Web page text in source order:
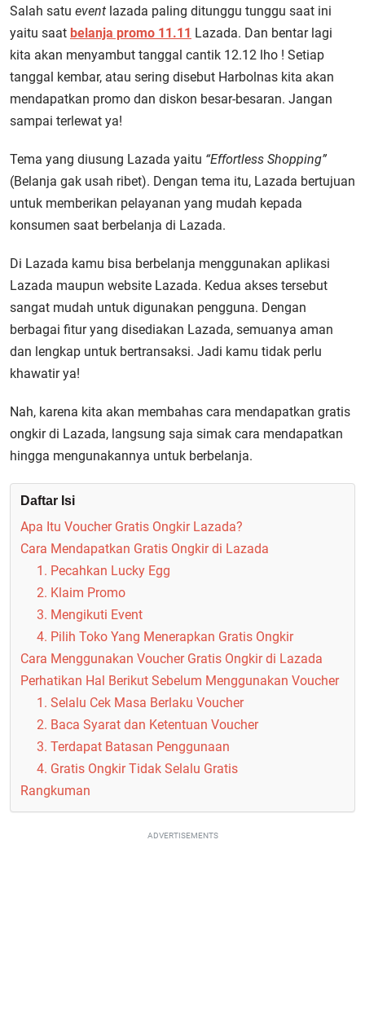
Salah satu event lazada paling ditunggu tunggu saat ini
yaitu saat belanja promo 11.11 Lazada. Dan bentar lagi
kita akan menyambut tanggal cantik 12.12 lho ! Setiap
tanggal kembar, atau sering disebut Harbolnas kita akan
mendapatkan promo dan diskon besar-besaran. Jangan
sampai terlewat ya!
Tema yang diusung Lazada yaitu “Effortless Shopping”
(Belanja gak usah ribet). Dengan tema itu, Lazada bertujuan
untuk memberikan pelayanan yang mudah kepada
konsumen saat berbelanja di Lazada.
Di Lazada kamu bisa berbelanja menggunakan aplikasi
Lazada maupun website Lazada. Kedua akses tersebut
sangat mudah untuk digunakan pengguna. Dengan
berbagai fitur yang disediakan Lazada, semuanya aman
dan lengkap untuk bertransaksi. Jadi kamu tidak perlu
khawatir ya!
Nah, karena kita akan membahas cara mendapatkan gratis
ongkir di Lazada, langsung saja simak cara mendapatkan
hingga mengunakannya untuk berbelanja.
Daftar Isi
Apa Itu Voucher Gratis Ongkir Lazada?
Cara Mendapatkan Gratis Ongkir di Lazada
1. Pecahkan Lucky Egg
2. Klaim Promo
3. Mengikuti Event
4. Pilih Toko Yang Menerapkan Gratis Ongkir
Cara Menggunakan Voucher Gratis Ongkir di Lazada
Perhatikan Hal Berikut Sebelum Menggunakan Voucher
1. Selalu Cek Masa Berlaku Voucher
2. Baca Syarat dan Ketentuan Voucher
3. Terdapat Batasan Penggunaan
4. Gratis Ongkir Tidak Selalu Gratis
Rangkuman
ADVERTISEMENTS